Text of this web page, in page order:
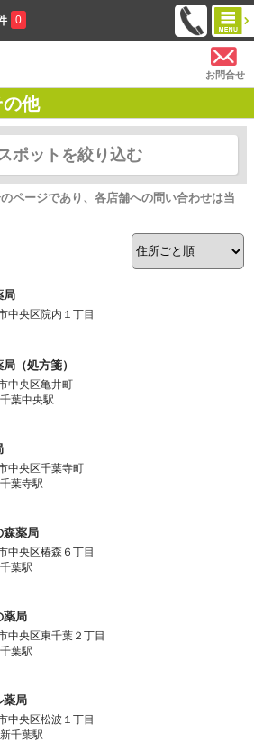
0
お問合せ
他
ポットを絞り込む
ページであり、各店舗への問い合わせは当
局
中央区院内１丁目
（処方箋）
中央区亀井町
葉中央駅
中央区千葉寺町
葉寺駅
森薬局
中央区椿森６丁目
葉駅
薬局
中央区東千葉２丁目
葉駅
薬局
中央区松波１丁目
千葉駅